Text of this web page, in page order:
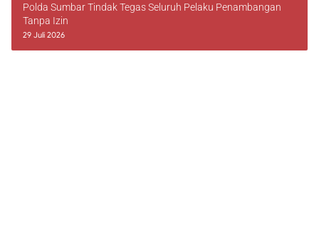
Polda Sumbar Tindak Tegas Seluruh Pelaku Penambangan
Tanpa Izin
29 Juli 2026